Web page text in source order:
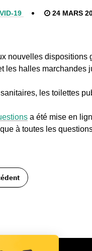
19 24 MARS
nouvelles dispositions
les halles marchandes
les toilettes
a été mise en
à toutes les